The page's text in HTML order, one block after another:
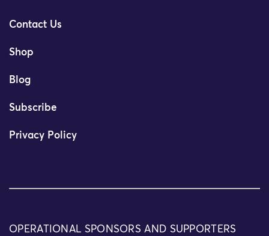
Contact Us
Shop
Blog
Subscribe
Privacy Policy
OPERATIONAL SPONSORS AND SUPPORTERS